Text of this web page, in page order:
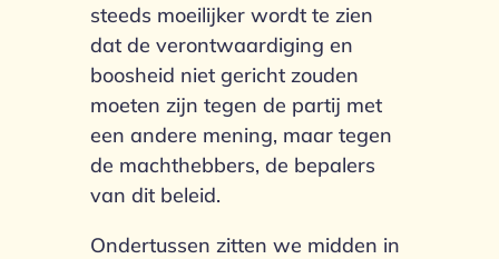
steeds moeilijker wordt te zien
dat de verontwaardiging en
boosheid niet gericht zouden
moeten zijn tegen de partij met
een andere mening, maar tegen
de machthebbers, de bepalers
van dit beleid.
Ondertussen zitten we midden in